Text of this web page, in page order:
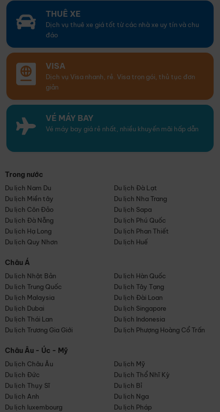
THUÊ XE
Dịch vụ thuê xe giá tốt từ các nhà xe uy tín và chu
đáo
VISA
Dịch vụ Visa nhanh, rẻ. Visa trọn gói, thủ tục đơn
giản
VÉ MÁY BAY
Vé máy bay giá rẻ nhất, nhiều khuyến mãi hấp dẫn
Trong nước
Du lịch Nam Du
Du lịch Đà Lạt
Du lịch Miền tây
Du lịch Nha Trang
Du lịch Côn Đảo
Du lịch Sapa
Du lịch Đà Nẵng
Du lịch Phú Quốc
Du lịch Hạ Long
Du lịch Phan Thiết
Du lịch Quy Nhơn
Du lịch Huế
Châu Á
Du lịch Nhật Bản
Du lịch Hàn Quốc
Du lịch Trung Quốc
Du lịch Tây Tạng
Du lịch Malaysia
Du lịch Đài Loan
Du lịch Dubai
Du lịch Singapore
Du lịch Thái Lan
Du lịch Indonesia
Du lịch Trương Gia Giới
Du lịch Phượng Hoàng Cổ Trấn
Châu Âu - Úc - Mỹ
Du lịch Châu Âu
Du lịch Mỹ
Du lịch Đức
Du lịch Thổ Nhĩ Kỳ
Du lịch Thụy Sĩ
Du lịch Bỉ
Du lịch Anh
Du lịch Nga
Du lịch luxembourg
Du lịch Pháp